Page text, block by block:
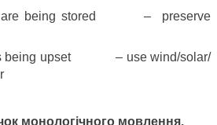
are being stored – preserve
is being upset – use wind/solar/
монологічного мовлення.